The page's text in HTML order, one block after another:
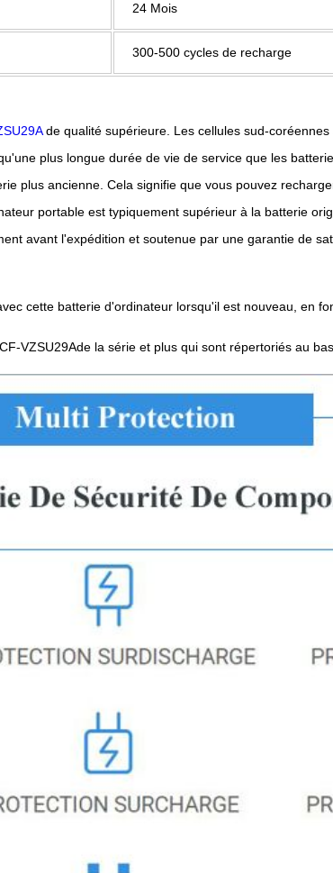
24 Mois
300-500 cycles de recharge
de qualité supérieure. Les cellules sud-
plus longue durée de vie de service que les
plus ancienne. Cela signifie que vous pouvez
portable est typiquement supérieur à la batterie
avant l'expédition et soutenue par une garantie de
cette batterie d'ordinateur lorsqu'il est nouveau, en
VZSU29Ade la série et plus qui sont répertoriés au